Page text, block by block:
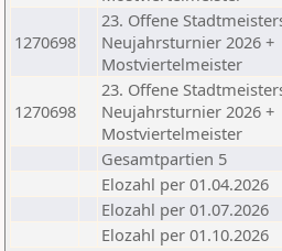
1270698
23. Offene
Neujahrsturnier 2026 +
Mostviertelmeister
1270698
23. Offene
Neujahrsturnier 2026 +
Mostviertelmeister
Gesamtpartien 5
Elozahl per 01.04.2026
Elozahl per 01.07.2026
Elozahl per 01.10.2026